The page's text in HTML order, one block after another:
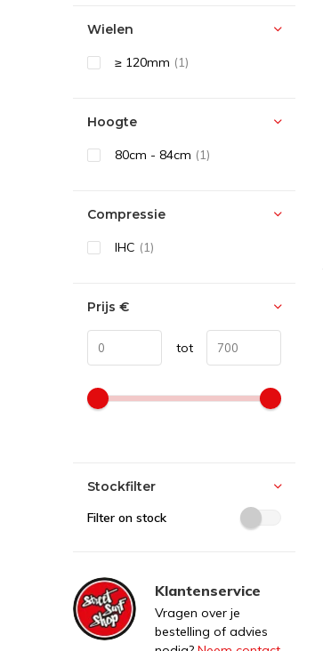
Wielen
≥ 120mm (1)
Hoogte
80cm - 84cm (1)
Compressie
IHC (1)
Prijs €
tot
Stockfilter
Filter on stock
Klantenservice
Vragen over je
bestelling of advies